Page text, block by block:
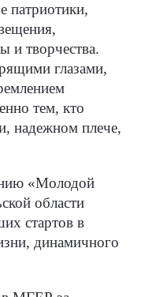
патриотики,
и творчества.
глазами,
тем, кто
надежном плече,
«Молодой
области
стартов в
динамичного